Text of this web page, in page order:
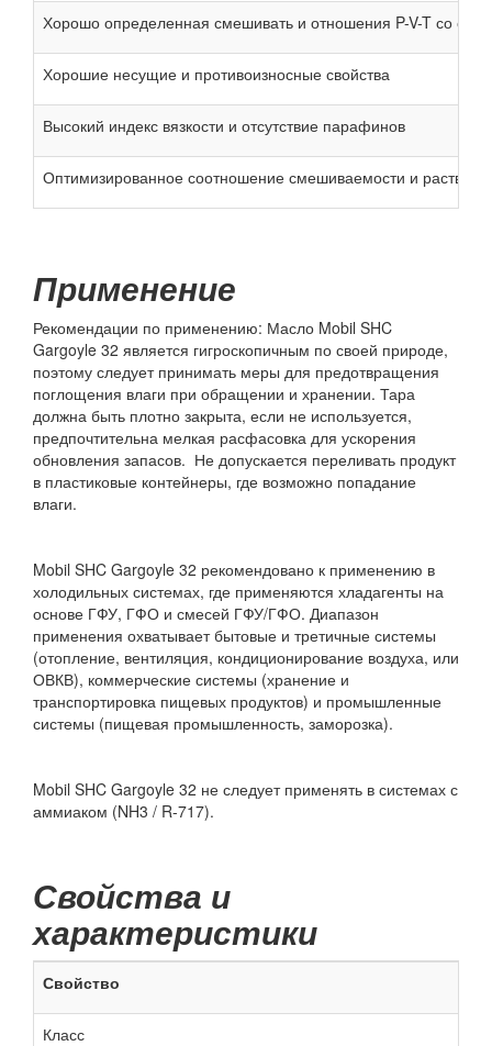
Хорошо определенная смешивать и отношения P-V-T со
Хорошие несущие и противоизносные свойства
Высокий индекс вязкости и отсутствие парафинов
Оптимизированное соотношение смешиваемости и
Применение
Рекомендации по применению: Масло Mobil SHC
Gargoyle 32 является гигроскопичным по своей природе,
поэтому следует принимать меры для предотвращения
поглощения влаги при обращении и хранении. Тара
должна быть плотно закрыта, если не используется,
предпочтительна мелкая расфасовка для ускорения
обновления запасов. Не допускается переливать продукт
в пластиковые контейнеры, где возможно попадание
влаги.
Mobil SHC Gargoyle 32 рекомендовано к применению в
холодильных системах, где применяются хладагенты на
основе ГФУ, ГФО и смесей ГФУ/ГФО. Диапазон
применения охватывает бытовые и третичные системы
(отопление, вентиляция, кондиционирование воздуха, или
ОВКВ), коммерческие системы (хранение и
транспортировка пищевых продуктов) и промышленные
системы (пищевая промышленность, заморозка).
Mobil SHC Gargoyle 32 не следует применять в системах с
аммиаком (NH3 / R-717).
Свойства и
характеристики
Свойство
Класс